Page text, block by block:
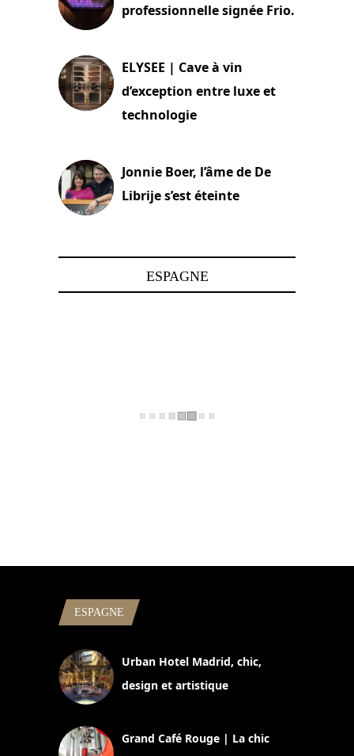
professionnelle signée Frio.
ELYSEE | Cave à vin
d’exception entre luxe et
technologie
Jonnie Boer, l’âme de De
Librije s’est éteinte
ESPAGNE
ESPAGNE
Urban Hotel Madrid, chic,
design et artistique
Grand Café Rouge | La chic